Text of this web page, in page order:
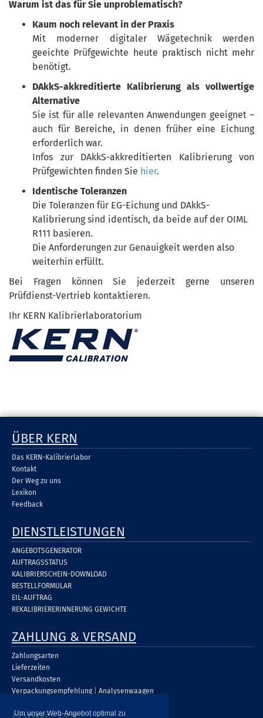
Um unser Web-Angebot optimal zu
Warum ist das für Sie unproblematisch?
Kaum noch relevant in der Praxis
Mit moderner digitaler Wägetechnik werden
geeichte Prüfgewichte heute praktisch nicht mehr
benötigt.
DAkkS-akkreditierte Kalibrierung als vollwertige
Alternative
Sie ist für alle relevanten Anwendungen geeignet –
auch für Bereiche, in denen früher eine Eichung
erforderlich war.
Infos zur DAkkS-akkreditierten Kalibrierung von
Prüfgewichten finden Sie hier.
Identische Toleranzen
Die Toleranzen für EG-Eichung und DAkkS-
Kalibrierung sind identisch, da beide auf der OIML
R111 basieren.
Die Anforderungen zur Genauigkeit werden also
weiterhin erfüllt.
Bei Fragen können Sie jederzeit gerne unseren
Prüfdienst-Vertrieb kontaktieren.
Ihr KERN Kalibrierlaboratorium
ÜBER KERN
Das KERN-Kalibrierlabor
Kontakt
Der Weg zu uns
Lexikon
Feedback
DIENSTLEISTUNGEN
ANGEBOTSGENERATOR
AUFTRAGSSTATUS
KALIBRIERSCHEIN-DOWNLOAD
BESTELLFORMULAR
EIL-AUFTRAG
REKALIBRIERERINNERUNG GEWICHTE
ZAHLUNG & VERSAND
Zahlungsarten
Lieferzeiten
Versandkosten
Verpackungsempfehlung
Analysenwaagen